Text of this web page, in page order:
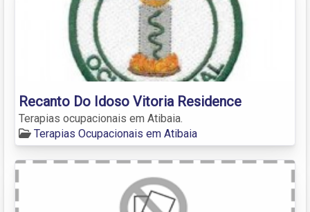
Recanto Do Idoso Vitoria Residence
Terapias ocupacionais em Atibaia.
Terapias Ocupacionais em Atibaia